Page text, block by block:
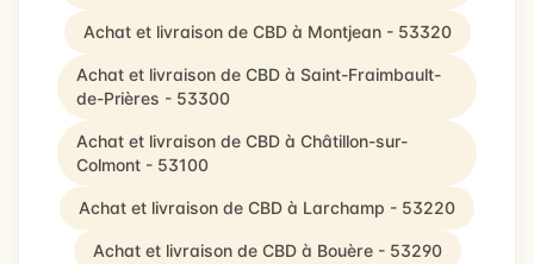
Achat et livraison de CBD à Montjean - 53320
Achat et livraison de CBD à Saint-Fraimbault-
de-Prières - 53300
Achat et livraison de CBD à Châtillon-sur-
Colmont - 53100
Achat et livraison de CBD à Larchamp - 53220
Achat et livraison de CBD à Bouère - 53290